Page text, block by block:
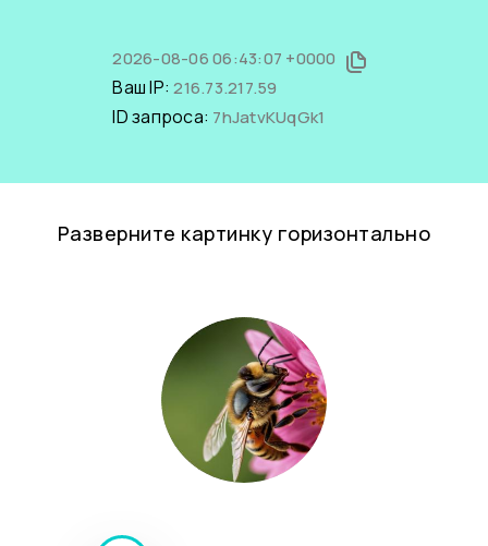
2026-08-06 06:43:07 +0000
Ваш IP:216.73.217.59
ID запроса: 7hJatvKUqGk1
Разверните картинку горизонтально